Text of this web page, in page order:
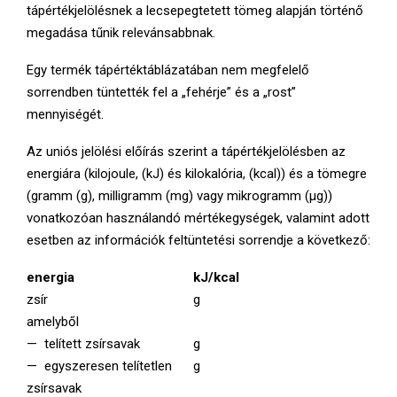
tápértékjelölésnek a lecsepegtetett tömeg alapján történő
megadása tűnik relevánsabbnak.
Egy termék tápértéktáblázatában nem megfelelő
sorrendben tüntették fel a „fehérje” és a „rost”
mennyiségét.
Az uniós jelölési előírás szerint a tápértékjelölésben az
energiára (kilojoule, (kJ) és kilokalória, (kcal)) és a tömegre
(gramm (g), milligramm (mg) vagy mikrogramm (μg))
vonatkozóan használandó mértékegységek, valamint adott
esetben az információk feltüntetési sorrendje a következő:
energia
kJ/kcal
zsír
g
amelyből
— telített zsírsavak
g
— egyszeresen telítetlen
zsírsavak
g